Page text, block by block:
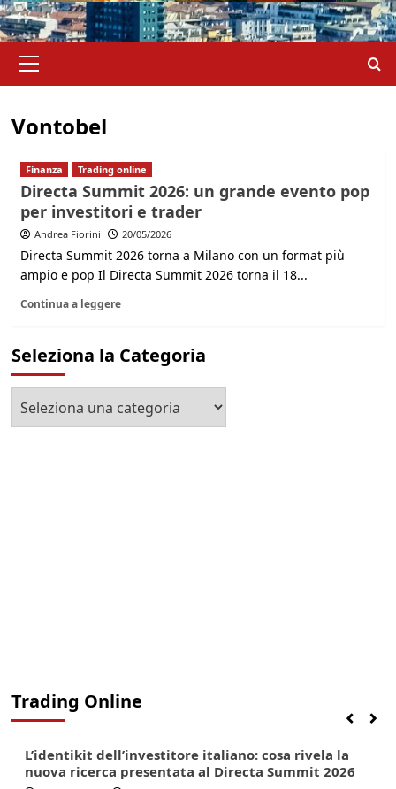
principale
Vontobel
Finanza Trading online
Directa Summit 2026: un grande evento pop
per investitori e trader
Andrea Fiorini 20/05/2026
Directa Summit 2026 torna a Milano con un format più
ampio e pop Il Directa Summit 2026 torna il 18...
Continua a leggere
Seleziona la Categoria
la
Trading Online
L’identikit dell’investitore italiano: cosa rivela la
nuova ricerca presentata al Directa Summit 2026